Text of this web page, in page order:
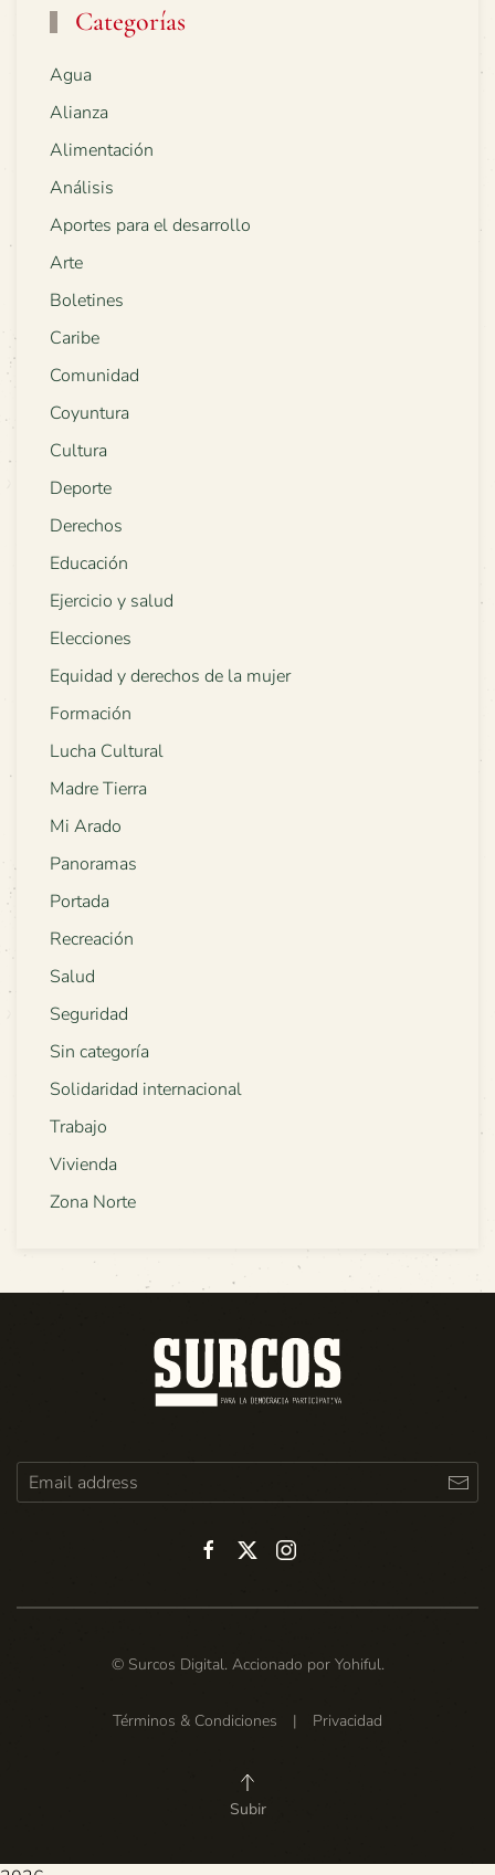
Categorías
Agua
Alianza
Alimentación
Análisis
Aportes para el desarrollo
Arte
Boletines
Caribe
Comunidad
Coyuntura
Cultura
Deporte
Derechos
Educación
Ejercicio y salud
Elecciones
Equidad y derechos de la mujer
Formación
Lucha Cultural
Madre Tierra
Mi Arado
Panoramas
Portada
Recreación
Salud
Seguridad
Sin categoría
Solidaridad internacional
Trabajo
Vivienda
Zona Norte
© Surcos Digital. Accionado por Yohiful.
Términos & Condiciones | Privacidad
Subir